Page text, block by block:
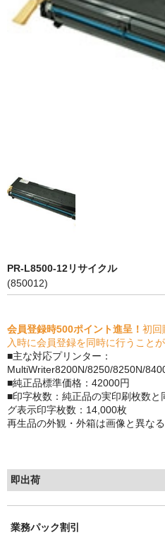
特定商取引法に基づく表示
動画で分かる
トナー再生の流れ
リサイクルトナーで経費削減
リサイクルトナーの評価
リサイクルトナーの選び方
全国発送・送料無料
対応プリンターメーカー
PR-L8500-12リサイクル
(850012)
会員登録時500ポイント進呈！ 初回
入時に会員登録を同時に行うことが
■主な対応プリンター：
MultiWriter8200N/8250/8250N/
■純正品標準価格：42000円
■印字枚数：純正品の実印刷枚数
グ表示印字枚数：14,000枚
再生品の外観・外箱は画像と異なる
即出荷
業務パック割引